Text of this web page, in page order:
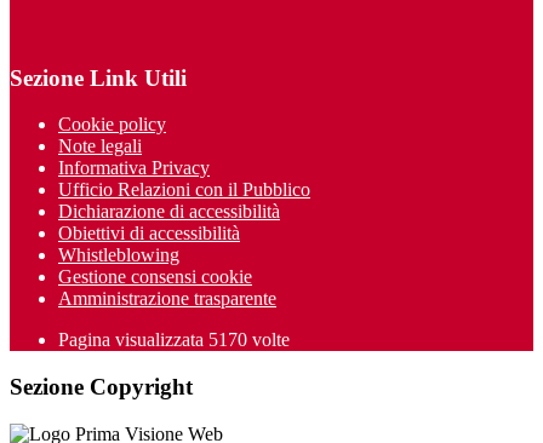
Sezione Link Utili
Cookie policy
Note legali
Informativa Privacy
Ufficio Relazioni con il Pubblico
Dichiarazione di accessibilità
Obiettivi di accessibilità
Whistleblowing
Gestione consensi cookie
Amministrazione trasparente
Pagina visualizzata 5170 volte
Sezione Copyright